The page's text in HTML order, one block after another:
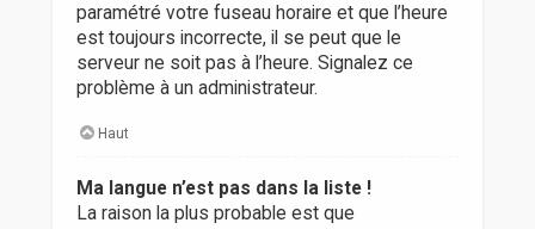
paramétré votre fuseau horaire et que l’heure
est toujours incorrecte, il se peut que le
serveur ne soit pas à l’heure. Signalez ce
problème à un administrateur.
Haut
Ma langue n’est pas dans la liste !
La raison la plus probable est que